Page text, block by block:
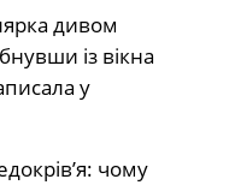
дивом
із вікна
у
чому